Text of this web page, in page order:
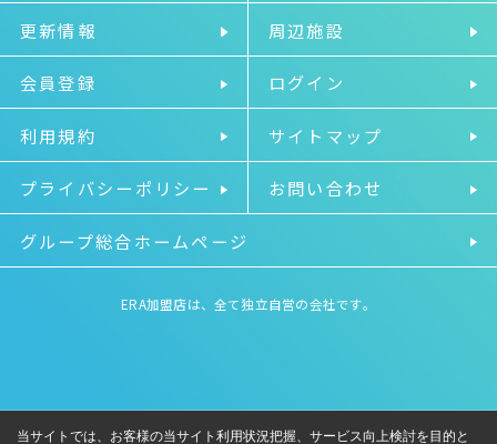
更新情報 周辺施設
会員登録 ログイン
利用規約 サイトマップ
プライバシーポリシー お問い合わせ
グループ総合ホームページ
ERA加盟店は、全て独立自営の会社です。
当サイトでは、お客様の当サイト利用状況把握、サービス向上検討を目的と